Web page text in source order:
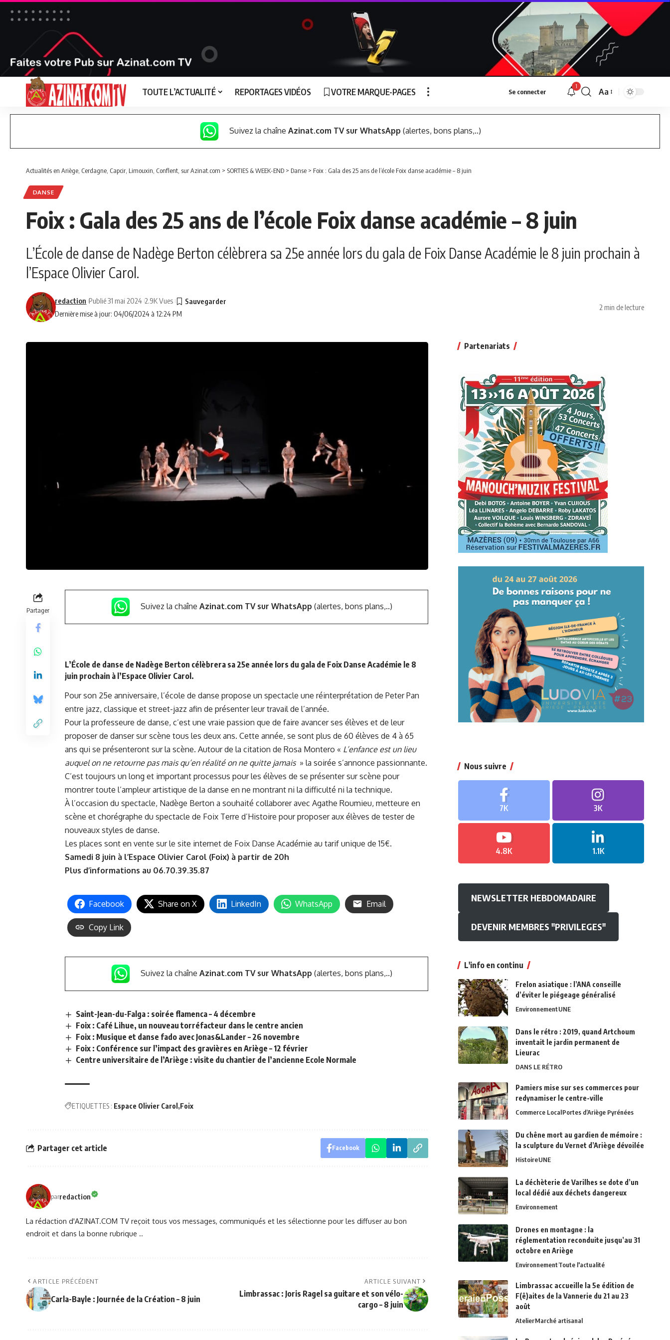
TOUTE L’ACTUALITÉ REPORTAGES VIDÉOS VOTRE MARQUE-PAGES Se connecter
1
Font
Aa
Suivez la chaîne Azinat.com TV sur WhatsApp (alertes, bons plans,..)
Actualités en Ariège, Cerdagne, Capcir, Limouxin, Conflent, sur Azinat.com > SORTIES & WEEK-END > Danse > Foix : Gala des 25 ans de l’école Foix danse académie – 8 juin
DANSE
Foix : Gala des 25 ans de l’école Foix danse académie – 8 juin
L’École de danse de Nadège Berton célèbrera sa 25e année lors du gala de Foix Danse Académie le 8 juin prochain à
l’Espace Olivier Carol.
Dernière mise à jour: 04/06/2024 à 12:24 PM
redaction Publié 31 mai 2024 2.9K Vues
2 min de lecture
Partager Suivez la chaîne Azinat.com TV sur WhatsApp (alertes, bons plans,..)
L’École de danse de Nadège Berton célèbrera sa 25e année lors du gala de Foix Danse Académie le 8
juin prochain à l’Espace Olivier Carol.
Pour son 25e anniversaire, l’école de danse propose un spectacle une réinterprétation de Peter Pan
entre jazz, classique et street-jazz afin de présenter leur travail de l’année.
Pour la professeure de danse, c’est une vraie passion que de faire avancer ses élèves et de leur
proposer de danser sur scène tous les deux ans. Cette année, se sont plus de 60 élèves de 4 à 65
ans qui se présenteront sur la scène. Autour de la citation de Rosa Montero « L’enfance est un lieu
auquel on ne retourne pas mais qu’en réalité on ne quitte jamais » la soirée s’annonce passionnante.
C’est toujours un long et important processus pour les élèves de se présenter sur scène pour
montrer toute l’ampleur artistique de la danse en ne montrant ni la difficulté ni la technique.
À l’occasion du spectacle, Nadège Berton a souhaité collaborer avec Agathe Roumieu, metteure en
scène et chorégraphe du spectacle de Foix Terre d’Histoire pour proposer aux élèves de tester de
nouveaux styles de danse.
Les places sont en vente sur le site internet de Foix Danse Académie au tarif unique de 15€.
Samedi 8 juin à l’Espace Olivier Carol (Foix) à partir de 20h
Plus d’informations au 06.70.39.35.87
Facebook Share on X LinkedIn WhatsApp Email
Copy Link
Suivez la chaîne Azinat.com TV sur WhatsApp (alertes, bons plans,..)
Saint-Jean-du-Falga : soirée flamenca – 4 décembre
Foix : Café Lihue, un nouveau torréfacteur dans le centre ancien
Foix : Musique et danse fado avec Jonas&Lander – 26 novembre
Foix : Conférence sur l’impact des gravières en Ariège – 12 février
Centre universitaire de l’Ariège : visite du chantier de l’ancienne Ecole Normale
ETIQUETTES : Espace Olivier Carol Foix
Partager cet article Facebook
parredaction
La rédaction d'AZINAT.COM TV reçoit tous vos messages, communiqués et les sélectionne pour les diffuser au bon
endroit et dans la bonne rubrique ..
ARTICLE PRÉCÉDENT
Carla-Bayle : Journée de la Création – 8 juin
ARTICLE SUIVANT
Limbrassac : Joris Ragel sa guitare et son vélo-
cargo – 8 juin
Partenariats
Nous suivre
7K 3K
4.8K 1.1K
NEWSLETTER HEBDOMADAIRE
DEVENIR MEMBRES "PRIVILEGES"
L'info en continu
Frelon asiatique : l’ANA conseille
d’éviter le piégeage généralisé
EnvironnementUNE
Dans le rétro : 2019, quand Artchoum
inventait le jardin permanent de
Lieurac
DANS LE RÉTRO
Pamiers mise sur ses commerces pour
redynamiser le centre-ville
Commerce LocalPortes d’Ariège Pyrénées
Du chêne mort au gardien de mémoire :
la sculpture du Vernet d’Ariège dévoilée
HistoireUNE
La déchèterie de Varilhes se dote d’un
local dédié aux déchets dangereux
Environnement
Drones en montagne : la
réglementation reconduite jusqu’au 31
octobre en Ariège
EnvironnementToute l'actualité
Limbrassac accueille la 5e édition de
F(ê)aites de la Vannerie du 21 au 23
août
AtelierMarché artisanal